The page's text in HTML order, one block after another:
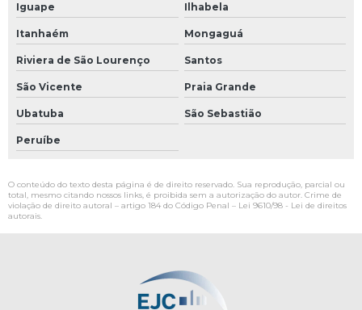
Iguape Ilhabela
Itanhaém Mongaguá
Riviera de São Lourenço Santos
São Vicente Praia Grande
Ubatuba São Sebastião
Peruíbe
O conteúdo do texto desta página é de direito reservado. Sua reprodução, parcial ou
total, mesmo citando nossos links, é proibida sem a autorização do autor. Crime de
violação de direito autoral – artigo 184 do Código Penal – Lei 9610/98 - Lei de direitos
autorais.